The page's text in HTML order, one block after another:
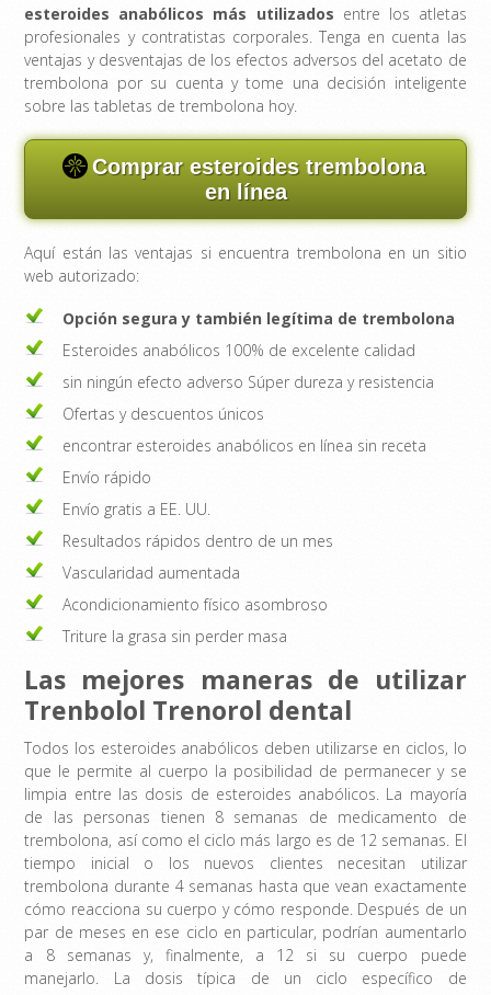
esteroides anabólicos más utilizados entre los atletas
profesionales y contratistas corporales. Tenga en cuenta las
ventajas y desventajas de los efectos adversos del acetato de
trembolona por su cuenta y tome una decisión inteligente
sobre las tabletas de trembolona hoy.
Comprar esteroides trembolona
en línea
Aquí están las ventajas si encuentra trembolona en un sitio
web autorizado:
Opción segura y también legítima de trembolona
Esteroides anabólicos 100% de excelente calidad
sin ningún efecto adverso Súper dureza y resistencia
Ofertas y descuentos únicos
encontrar esteroides anabólicos en línea sin receta
Envío rápido
Envío gratis a EE. UU.
Resultados rápidos dentro de un mes
Vascularidad aumentada
Acondicionamiento físico asombroso
Triture la grasa sin perder masa
Las mejores maneras de utilizar
Trenbolol Trenorol dental
Todos los esteroides anabólicos deben utilizarse en ciclos, lo
que le permite al cuerpo la posibilidad de permanecer y se
limpia entre las dosis de esteroides anabólicos. La mayoría
de las personas tienen 8 semanas de medicamento de
trembolona, ​​así como el ciclo más largo es de 12 semanas. El
tiempo inicial o los nuevos clientes necesitan utilizar
trembolona durante 4 semanas hasta que vean exactamente
cómo reacciona su cuerpo y cómo responde. Después de un
par de meses en ese ciclo en particular, podrían aumentarlo
a 8 semanas y, finalmente, a 12 si su cuerpo puede
manejarlo. La dosis típica de un ciclo específico de